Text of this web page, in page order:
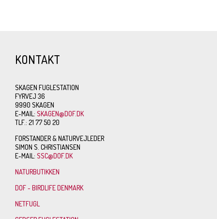
KONTAKT
SKAGEN FUGLESTATION
FYRVEJ 36
9990 SKAGEN
E-MAIL:SKAGEN@DOF.DK
TLF.: 21 77 50 20
FORSTANDER & NATURVEJLEDER
SIMON S. CHRISTIANSEN
E-MAIL:SSC@DOF.DK
NATURBUTIKKEN
DOF - BIRDLIFE DENMARK
NETFUGL